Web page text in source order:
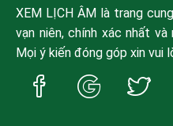
XEM LỊCH ÂM là trang
vạn niên, chính xác nhất
Mọi ý kiến đóng góp xin vui
Trang
Facebook
Trang
Google
Trang
Twitter